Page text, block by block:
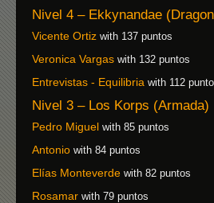
Nivel 4 – Ekkynandae
Vicente Ortiz with 137 puntos
Veronica Vargas with 132 puntos
Entrevistas - Equilibria with 112
Nivel 3 – Los Korps (Armada)
Pedro Miguel with 85 puntos
Antonio with 84 puntos
Elías Monteverde with 82 puntos
Rosamar with 79 puntos